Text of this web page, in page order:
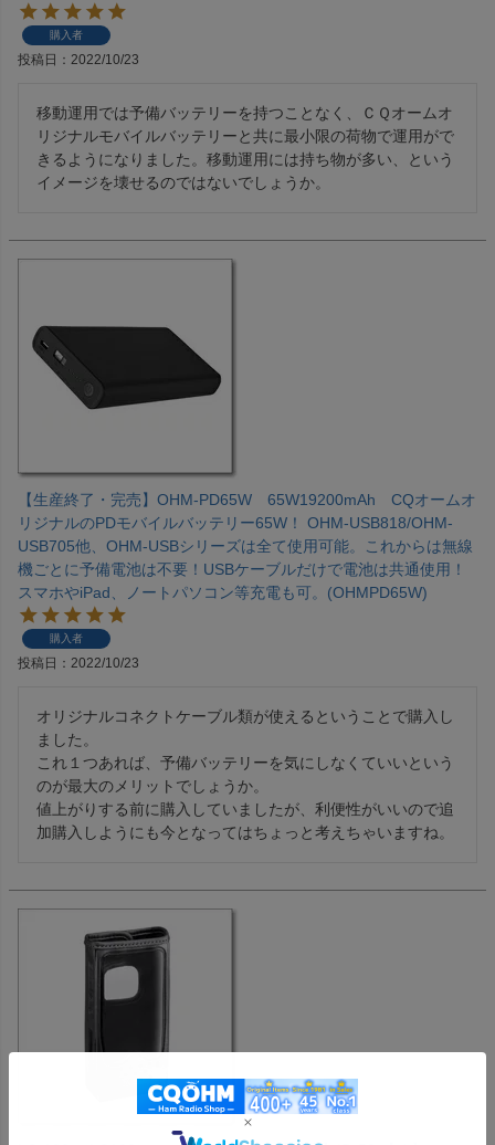
購入者
投稿日 2022/10/23
移動運用では予備バッテリーを持つことなく、ＣＱオームオ
リジナルモバイルバッテリーと共に最小限の荷物で運用がで
きるようになりました。移動運用には持ち物が多い、という
イメージを壊せるのではないでしょうか。
【生産終了・完売】OHM-PD65W 65W19200mAh CQオームオ
リジナルのPDモバイルバッテリー65W！ OHM-USB818/OHM-
USB705他、OHM-USBシリーズは全て使用可能。これからは無線
機ごとに予備電池は不要！USBケーブルだけで電池は共通使用！
スマホやiPad、ノートパソコン等充電も可。(OHMPD65W)
購入者
投稿日 2022/10/23
オリジナルコネクトケーブル類が使えるということで購入し
ました。
これ１つあれば、予備バッテリーを気にしなくていいという
のが最大のメリットでしょうか。
値上がりする前に購入していましたが、利便性がいいので追
加購入しようにも今となってはちょっと考えちゃいますね。